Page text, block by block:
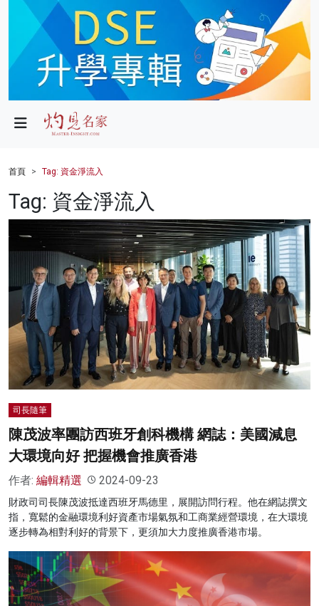
政局
財經
健康
商業
科技
影片
名家榜
灼見活動
首頁 Tag: 資金淨流入
Tag: 資金淨流入
司長隨筆
陳茂波率團訪西班牙創科機構 網誌：美國減息
大環境向好 把握機會推廣香港
作者: 編輯精選 2024-09-23
財政司司長陳茂波抵達西班牙馬德里，展開訪問行程。他在網誌撰文
指，寬鬆的金融環境利好資產市場氣氛和工商業經營環境，在大環境
逐步轉為相對利好的背景下，更須加大力度推廣香港市場。